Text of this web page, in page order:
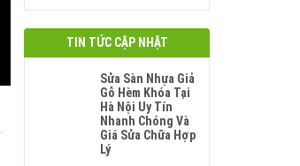
TIN TỨC CẬP NHẬT
Sửa Sàn Nhựa Giả
Gỗ Hèm Khóa Tại
Hà Nội Uy Tín
Nhanh Chóng Và
Giá Sửa Chữa Hợp
Lý